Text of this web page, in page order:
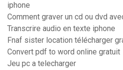
iphone
Comment graver un cd ou dvd
Transcrire audio en texte iphone
Fnaf sister location télécharger
Convert pdf to word online gratuit
Jeu pc a telecharger